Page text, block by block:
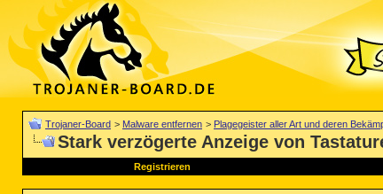
Trojaner-Board > Malware entfernen > Plagegeister aller Art und deren
Stark verzögerte Anzeige von
Registrieren